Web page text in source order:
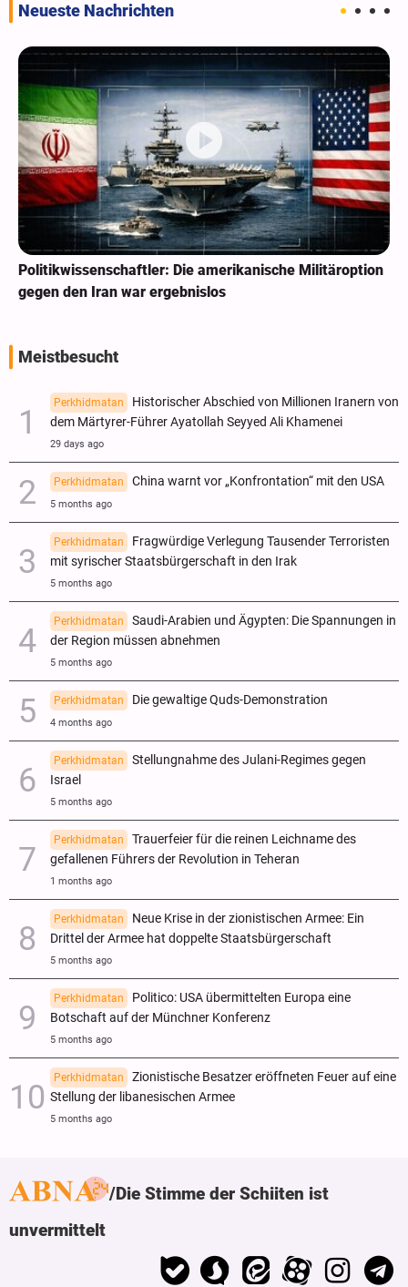
Neueste Nachrichten
Politikwissenschaftler: Die amerikanische Militäroption
gegen den Iran war ergebnislos
Meistbesucht
Perkhidmatan
Historischer Abschied von Millionen Iranern von
dem Märtyrer-Führer Ayatollah Seyyed Ali Khamenei
29 days ago
Perkhidmatan China warnt vor „Konfrontation“ mit den USA
5 months ago
Perkhidmatan
Fragwürdige Verlegung Tausender Terroristen
mit syrischer Staatsbürgerschaft in den Irak
5 months ago
Perkhidmatan
Saudi-Arabien und Ägypten: Die Spannungen in
der Region müssen abnehmen
5 months ago
Perkhidmatan Die gewaltige Quds-Demonstration
4 months ago
Perkhidmatan
Stellungnahme des Julani-Regimes gegen
Israel
5 months ago
Perkhidmatan
Trauerfeier für die reinen Leichname des
gefallenen Führers der Revolution in Teheran
1 months ago
Perkhidmatan
Neue Krise in der zionistischen Armee: Ein
Drittel der Armee hat doppelte Staatsbürgerschaft
5 months ago
Perkhidmatan
Politico: USA übermittelten Europa eine
Botschaft auf der Münchner Konferenz
5 months ago
Perkhidmatan
Zionistische Besatzer eröffneten Feuer auf eine
Stellung der libanesischen Armee
5 months ago
Die Stimme der Schiiten ist
unvermittelt